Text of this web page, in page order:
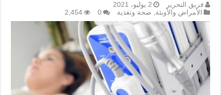
فريق التحرير
2 يوليو، 2021
الأمراض والأوبئة
صحة وتغذية 0
2,454